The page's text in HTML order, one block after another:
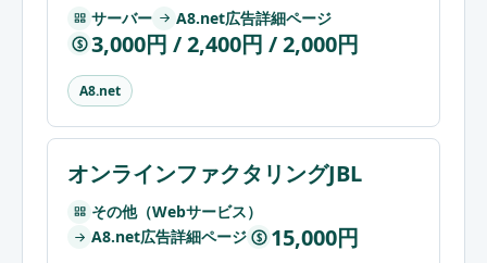
サーバー A8.net広告詳細ページ
$ 3,000円 / 2,400円 / 2,000円
A8.net
オンラインファクタリングJBL
その他（Webサービス）
A8.net広告詳細ページ
$ 15,000円